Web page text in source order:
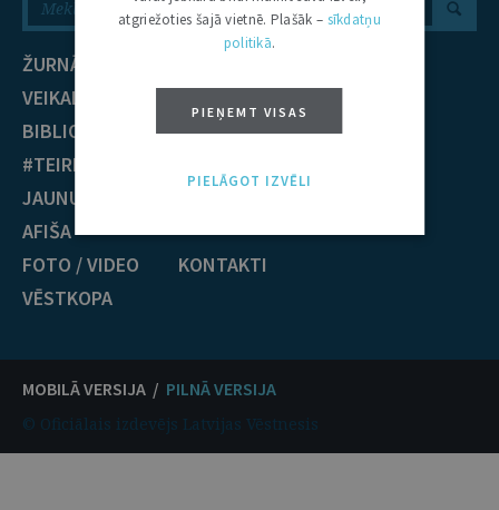
ŽURNĀLS
VEIKALS
BIBLIOTĒKA
#TEIRDARBS
JAUNUMI
AFIŠA
FOTO / VIDEO
VĒSTKOPA
KONTAKTI
MOBILĀ VERSIJA / PILNĀ VERSIJA
© Oficiālais izdevējs Latvijas Vēstnesis
atgriežoties šajā vietnē. Plašāk – sīkdatņu
politikā.
PIEŅEMT VISAS
PIELĀGOT IZVĒLI